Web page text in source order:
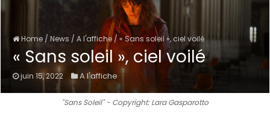
Home / News / A l'affiche/« Sans soleil », ciel voilé
« Sans soleil », ciel voilé
juin 15, 2022 A l'affiche
"Sans Soleil" - Copyright: Lara Gasparotto